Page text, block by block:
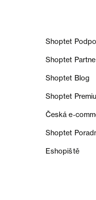
Shoptet
Shoptet
Shoptet Blog
Shoptet
Česká
Shoptet
Eshopiště